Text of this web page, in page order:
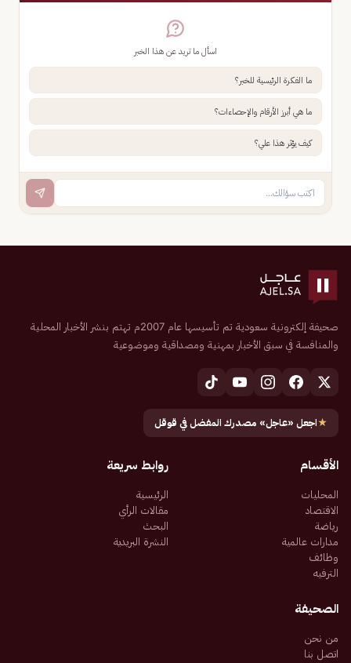
اسأل ما تريد عن هذا الخبر
ما الفكرة الرئيسية للخبر؟
ما هي أبرز الأرقام والإحصاءات؟
كيف يؤثر هذا علي؟
صحيفة إلكترونية سعودية تم تأسيسها عام 2007م تهتم بنشر الأخبار المحلية
والمنافسة في سبق الأخبار بمهنية ومصداقية وموضوعية
★اجعل «عاجل» مصدرك المفضل في قوقل
الأقسام
المحليات
الاقتصاد
رياضة
مدارات عالمية
وظائف
الترفيه
روابط سريعة
الرئيسية
مقالات الرأي
البحث
النشرة البريدية
الصحيفة
من نحن
اتصل بنا